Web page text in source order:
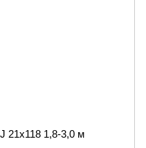
21x118 1,8-3,0 м